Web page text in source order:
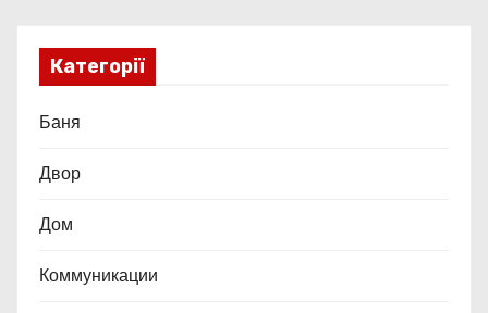
Категорії
Баня
Двор
Дом
Коммуникации